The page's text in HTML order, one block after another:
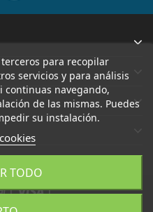
para recopilar
servicios y para análisis
continuas navegando,
de las mismas. Puedes
su instalación.
TODO
| |